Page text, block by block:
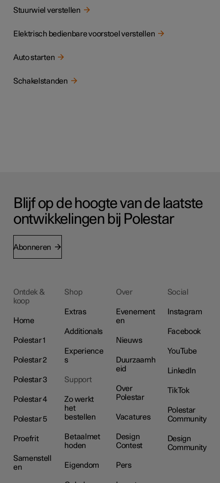
Stuurwiel verstellen
Elektrisch bedienbare voorstoel verstellen
Auto starten
Schakelstanden
Blijf op de hoogte van de laatste
ontwikkelingen bij Polestar
Abonneren
Ontdek &
koop
Home
Polestar 1
Polestar 2
Polestar 3
Polestar 4
Polestar 5
Proefrit
Samenstell
en
Shop
Extras
Additionals
Experience
s
Support
Zo werkt
het
bestellen
Betaalmet
hoden
Eigendom
Over
Evenement
en
Nieuws
Duurzaamh
eid
Over
Polestar
Vacatures
Design
Contest
Pers
Social
Instagram
Facebook
YouTube
LinkedIn
TikTok
Polestar
Community
Design
Community